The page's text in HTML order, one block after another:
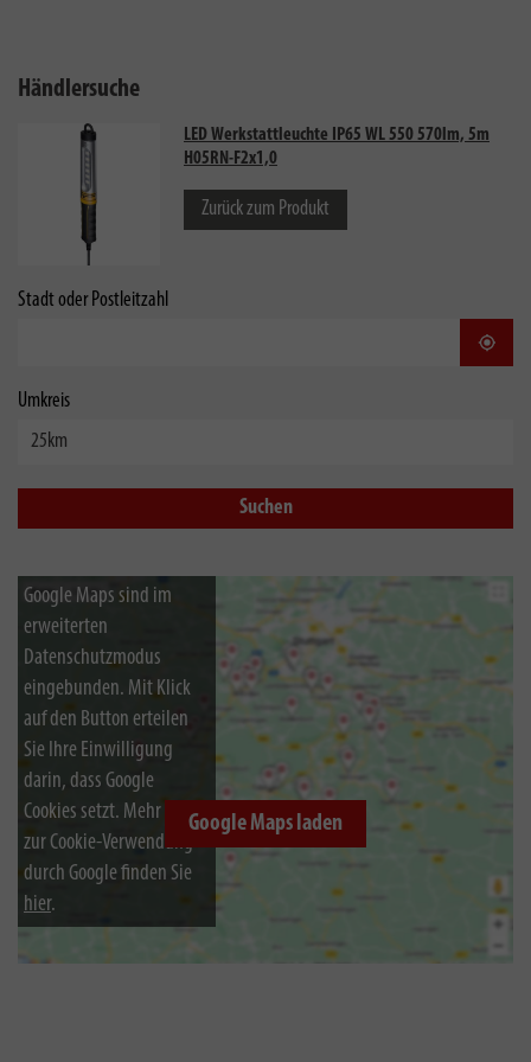
Händlersuche
LED Werkstattleuchte IP65 WL 550 570lm, 5m
H05RN-F2x1,0
Zurück zum Produkt
Stadt oder Postleitzahl
Umkreis
Suchen
Google Maps sind im
erweiterten
Datenschutzmodus
eingebunden. Mit Klick
auf den Button erteilen
Sie Ihre Einwilligung
darin, dass Google
Cookies setzt. Mehr Infos
zur Cookie-Verwendung
durch Google finden Sie
hier.
Google Maps laden